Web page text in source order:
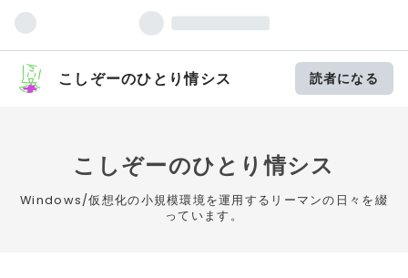
こしぞーのひとり情シス 読者になる
こしぞーのひとり情シス
Windows/仮想化の小規模環境を運用するリーマンの日々を綴
っています。